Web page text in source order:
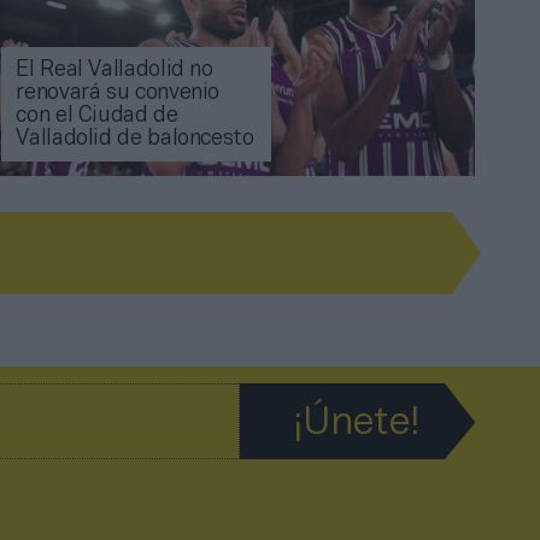
El Real Valladolid no
renovará su convenio
con el Ciudad de
Valladolid de baloncesto